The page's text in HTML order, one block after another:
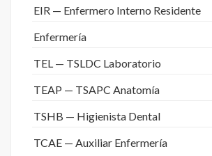
EIR — Enfermero Interno Residente
Enfermería
TEL — TSLDC Laboratorio
TEAP — TSAPC Anatomía
TSHB — Higienista Dental
TCAE — Auxiliar Enfermería